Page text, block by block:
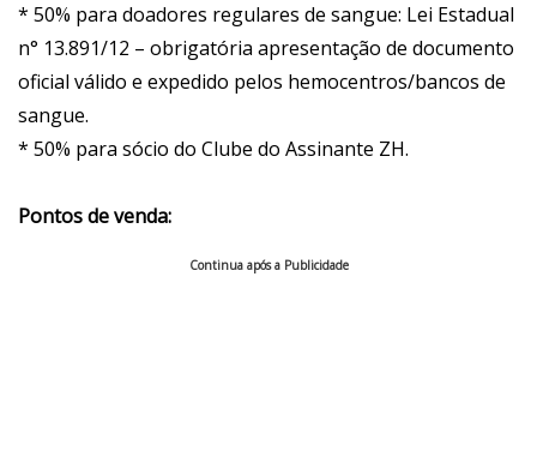
* 50% para doadores regulares de sangue: Lei Estadual
n° 13.891/12 – obrigatória apresentação de documento
oficial válido e expedido pelos hemocentros/bancos de
sangue.
* 50% para sócio do Clube do Assinante ZH.
Pontos de venda:
Continua após a Publicidade